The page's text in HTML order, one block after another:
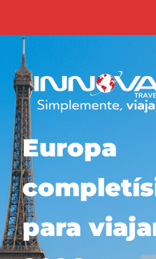
Europa
para